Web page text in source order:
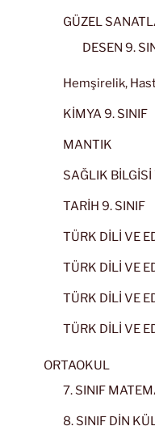
GÜZEL
DESEN 9.
Hemşirelik,
KİMYA 9. SINIF
MANTIK
SAĞLIK
TARİH 9. SINIF
TÜRK DİLİ VE
TÜRK DİLİ VE
TÜRK DİLİ VE
TÜRK DİLİ VE
ORTAOKUL
7. SINIF
8. SINIF DİN